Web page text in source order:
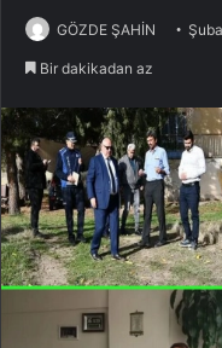
GÖZDE ŞAHİN
Bir dakikadan az